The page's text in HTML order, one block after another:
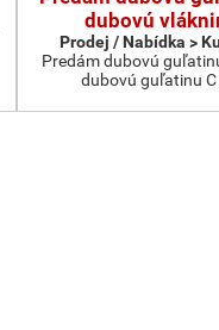
dubovú
Prodej / Nabídka >
Predám dubovú
dubovú guľatinu C